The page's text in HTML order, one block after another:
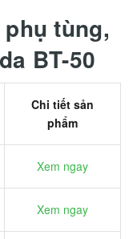
tùng,
BT-50
Chi tiết sản
phẩm
Xem ngay
Xem ngay